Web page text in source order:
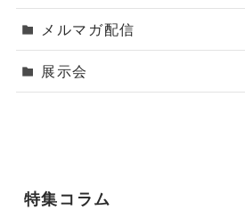
メルマガ配信
展示会
特集コラム